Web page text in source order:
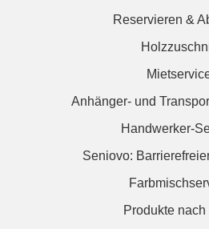
Reservieren &
Anhänger- und
Handwerker-
Seniovo:
Produkte nach